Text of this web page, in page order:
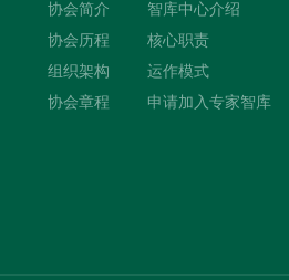
协会简介
协会历程
组织架构
协会章程
智库中心介绍
核心职责
运作模式
申请加入专家智库